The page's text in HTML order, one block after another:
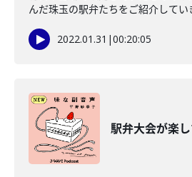
んだ珠玉の駅弁たちをご紹介してい
2022.01.31 |00:20:05
駅弁大会が楽